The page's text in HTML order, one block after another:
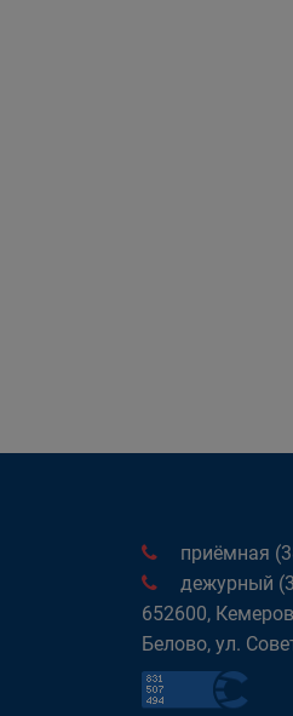
приёмная
дежурный
652600,
Белово, ул.